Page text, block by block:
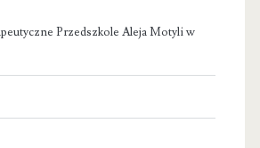
Przedszkole Aleja Motyli w